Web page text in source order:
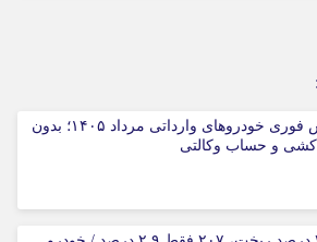
فروش فوری خودروهای وارداتی مرداد ۱۴۰۵؛ بدون
و حساب وکالتی